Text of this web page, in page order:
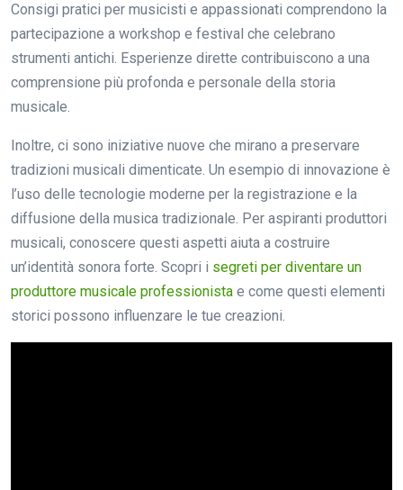
Consigi pratici per musicisti e appassionati comprendono la
partecipazione a workshop e festival che celebrano
strumenti antichi. Esperienze dirette contribuiscono a una
comprensione più profonda e personale della storia
musicale.
Inoltre, ci sono iniziative nuove che mirano a preservare
tradizioni musicali dimenticate. Un esempio di innovazione è
l’uso delle tecnologie moderne per la registrazione e la
diffusione della musica tradizionale. Per aspiranti produttori
musicali, conoscere questi aspetti aiuta a costruire
un’identità sonora forte. Scopri i segreti per diventare un
produttore musicale professionista e come questi elementi
storici possono influenzare le tue creazioni.